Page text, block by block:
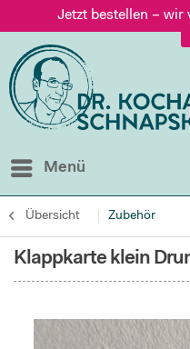
Jetzt bestellen – wir
Versand nur 5,60 €,
Jetzt bestellen – wir
Menü
Übersicht Zubehör
Klappkarte klein